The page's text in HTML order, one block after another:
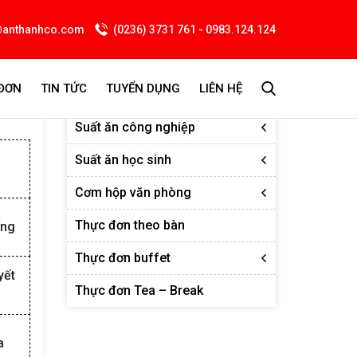
(0236) 3731 761 - 0983.124.124
TIN TỨC TUYỂN DỤNG LIÊN HỆ
Thực đơn
Suất ăn công nghiệp
Suất ăn học sinh
Cơm hộp văn phòng
Thực đơn theo bàn
Thực đơn buffet
Thực đơn Tea – Break